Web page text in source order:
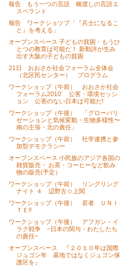
報告 もう一つの言語 橋渡しの言語エ
スペラント
報告 ワークショツプ「『兵士になるこ
と』を考える」
オープンスペース 子どもの貧困・もうひ
とつの教育は可能だ！ 新勤評が生み
出す大阪の子どもの貧困
21日 おおさか社会フォーラム全体会
（北区民センター） プログラム
ワークショップ（午前） おおさか社会
フォーラム2010’ 公害・環境セッシ
ョン 公害のない日本は可能だ!
ワークショップ（午後） 「グローバリ
ゼーションと気候変動・生物多様性〜
南の主張・北の責任」
ワークショップ（午前） 社学連携と参
加型デモクラシー
オープンスペース 小民族のアジア各国の
雑貨販売・ お茶・コーヒーなど飲み
物の販売(予定）
ワークショップ（午前） リングリング
ナイト ４ 辺野古☆上関
ワークショップ（午後） 若者 ＵＮＩ
ＴＥ!!
ワークショップ（午後） アフガン・イ
ラク戦争 −日本の関与・わたしたち
の責任−
オープンスペース 『２０１０年は国際
ジュゴン年 基地ではなくジュゴン保
護区を』